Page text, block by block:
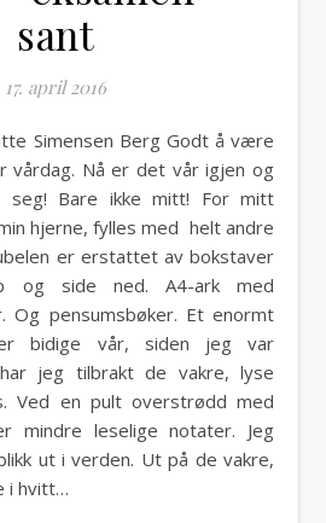
sant
17. april 2016
vårdag. Nå er det vår igjen og
seg! Bare ikke mitt! For mitt
hjerne, fylles med helt andre
er erstattet av bokstaver
og side ned. A4-ark med
Og pensumsbøker. Et enormt
bidige vår, siden jeg var
har jeg tilbrakt de vakre, lyse
Ved en pult overstrødd med
mindre leselige notater. Jeg
ut i verden. Ut på de vakre,
i hvitt…